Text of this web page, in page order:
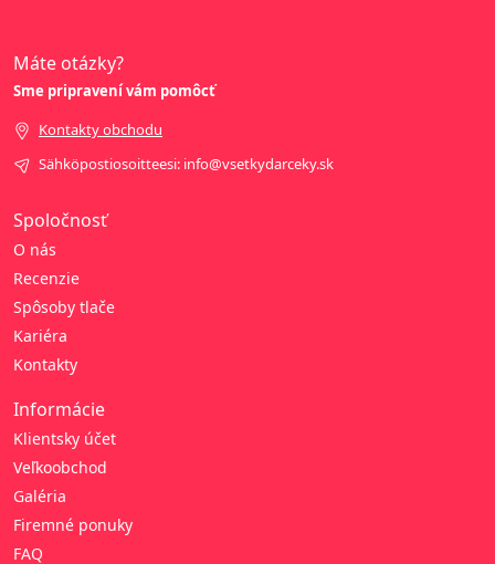
Spoločnosť
O nás
Recenzie
Spôsoby tlače
Kariéra
Kontakty
Informácie
Klientsky účet
Veľkoobchod
Galéria
Firemné ponuky
FAQ
Máte otázky?
Sme pripravení vám pomôcť
Kontakty obchodu
Sähköpostiosoitteesi: info@vsetkydarceky.sk